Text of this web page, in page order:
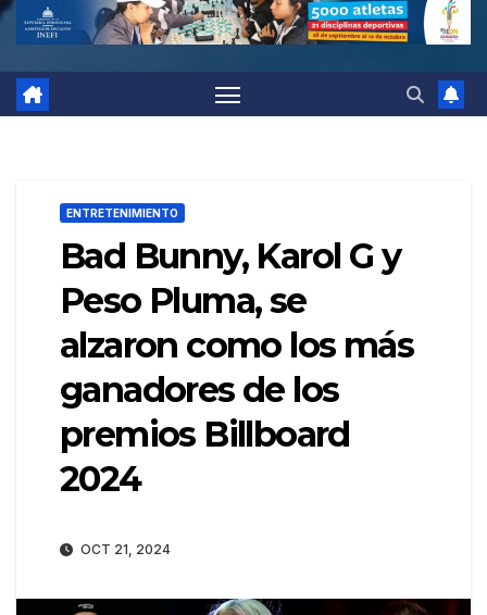
ENTRETENIMIENTO
Bad Bunny, Karol G y
Peso Pluma, se
alzaron como los más
ganadores de los
premios Billboard
2024
OCT 21, 2024